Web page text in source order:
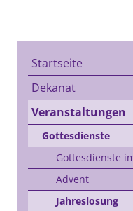
Startseite
Dekanat
Veranstaltungen
Gottesdienste
Gottesdienste
Advent
Jahreslosung